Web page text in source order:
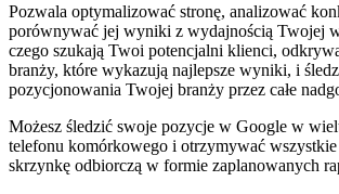
Pozwala optymalizować stronę, analizować
porównywać jej wyniki z wydajnością Twojej
czego szukają Twoi potencjalni klienci,
branży, które wykazują najlepsze wyniki, i
pozycjonowania Twojej branży przez całe
Możesz śledzić swoje pozycje w Google w
telefonu komórkowego i otrzymywać wszystkie
skrzynkę odbiorczą w formie zaplanowanych